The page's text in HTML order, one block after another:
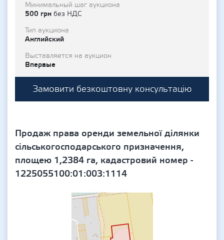
Минимальный шаг аукциона
500 грн без НДС
Тип аукциона
Английский
Выставляется на аукцион
Впервые
Замовити безкоштовну консультацію
Продаж права оренди земельної ділянки
сільськогосподарського призначення,
площею 1,2384 га, кадастровий номер -
1225055100:01:003:1114